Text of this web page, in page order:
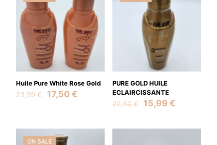
Huile Pure White Rose Gold
23,99€
Original
17,50€
PURE GOLD HUILE
ECLAIRCISSANTE
22,50€
Original
22,50 €.
15,99 €Current
15,99 €.
ON SALE